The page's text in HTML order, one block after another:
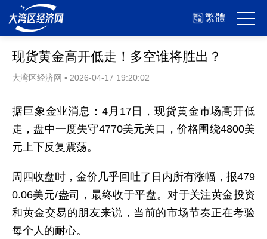
繁體
现货黄金高开低走！多空谁将胜出？
大湾区经济网 ▪ 2026-04-17 19:20:02
据巨象金业消息：4月17日，现货黄金市场高开低
走，盘中一度失守4770美元关口，价格围绕4800美
元上下反复震荡。
周四收盘时，金价几乎回吐了日内所有涨幅，报479
0.06美元/盎司，最终收于平盘。对于关注黄金投资
和黄金交易的朋友来说，当前的市场节奏正在考验
每个人的耐心。